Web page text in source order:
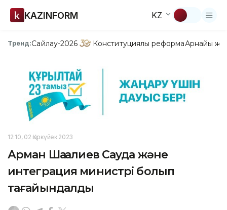
KAZINFORM KZ
Тренд:Сайлау-2026 Конституциялық реформаАрнайы
12:10, 02 Қыркүйек 2023
Арман Шаққалиев Сауда және
интеграция министрі болып
тағайындалды